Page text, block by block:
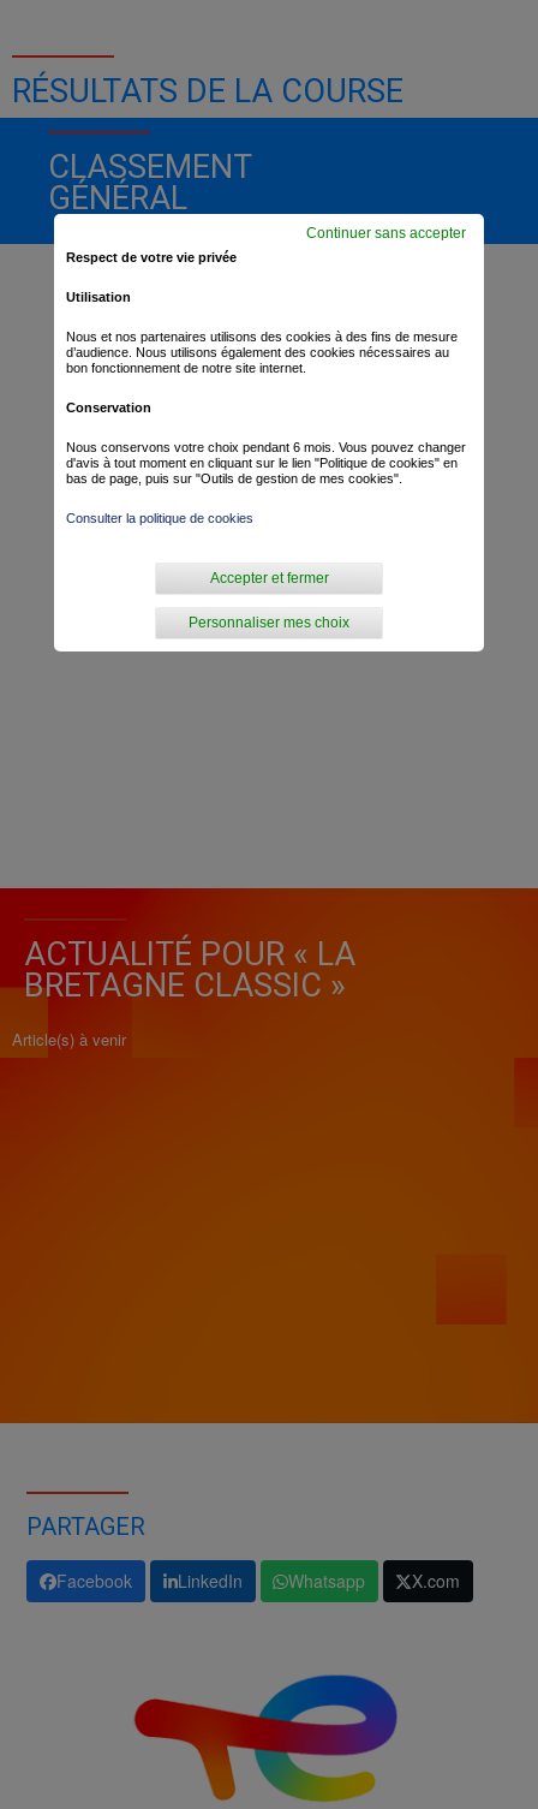
RÉSULTATS DE LA COURSE
CLASSEMENT
GÉNÉRAL
ACTUALITÉ POUR « LA
BRETAGNE CLASSIC »
Article(s) à venir
PARTAGER
Facebook LinkedIn Whatsapp X.com
Respect de votre vie privée
Utilisation
Nous et nos partenaires utilisons des cookies à des fins de mesure
d’audience. Nous utilisons également des cookies nécessaires au
bon fonctionnement de notre site internet.
Conservation
Nous conservons votre choix pendant 6 mois. Vous pouvez changer
d'avis à tout moment en cliquant sur le lien "Politique de cookies" en
bas de page, puis sur "Outils de gestion de mes cookies".
Consulter la politique de cookies
Personnaliser mes choix
Accepter et fermer
Continuer sans accepter